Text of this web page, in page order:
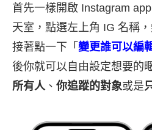
首先一樣開啟 Instagram
天室，點選左上角 IG 名稱
接著點一下「 變更誰可以編
後你就可以自由設定想要的
所有人、 你追蹤的對象或是